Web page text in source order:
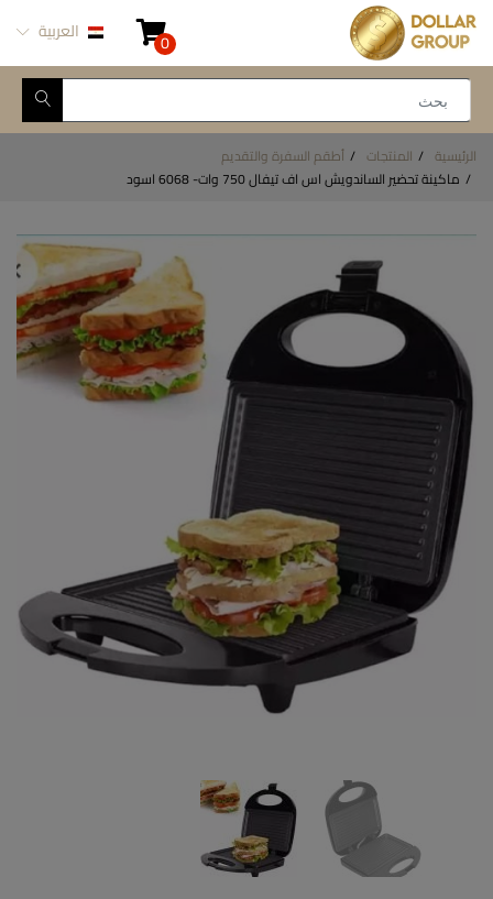
0 العربية
الرئيسية المنتجات
أطقم السفرة والتقديم
ماكينة تحضير الساندويش اس اف تيفال 750 وات- 6068 اسود